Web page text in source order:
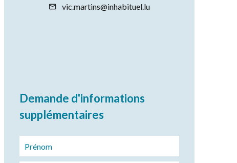
vic.martins@inhabituel.lu
Demande d'informations
supplémentaires